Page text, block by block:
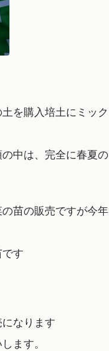
を購入培土にミック
中は、完全に春夏の
苗の販売ですが今年
す
なります
ます。